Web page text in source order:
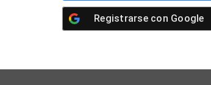
Registrarse con Google